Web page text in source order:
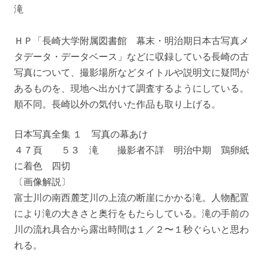
滝
ＨＰ「長崎大学附属図書館 幕末・明治期日本古写真メ
タデータ・データベース」などに収録している長崎の古
写真について、撮影場所などタイトルや説明文に疑問が
あるものを、現地へ出かけて調査するようにしている。
順不同。長崎以外の気付いた作品も取り上げる。
日本写真全集 １ 写真の幕あけ
４７頁 ５３ 滝 撮影者不詳 明治中期 鶏卵紙
に着色 四切
〔画像解説〕
富士川の南西麓芝川の上流の断崖にかかる滝。人物配置
により滝の大きさと奥行をもたらしている。滝の手前の
川の流れ具合から露出時間は１／２〜１秒ぐらいと思わ
れる。